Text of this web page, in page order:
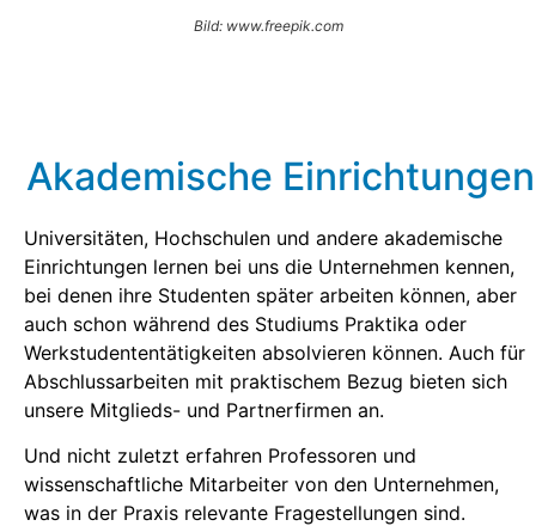
Bild: www.freepik.com
Akademische Einrichtungen
Universitäten, Hochschulen und andere akademische
Einrichtungen lernen bei uns die Unternehmen kennen,
bei denen ihre Studenten später arbeiten können, aber
auch schon während des Studiums Praktika oder
Werkstudententätigkeiten absolvieren können. Auch für
Abschlussarbeiten mit praktischem Bezug bieten sich
unsere Mitglieds- und Partnerfirmen an.
Und nicht zuletzt erfahren Professoren und
wissenschaftliche Mitarbeiter von den Unternehmen,
was in der Praxis relevante Fragestellungen sind.